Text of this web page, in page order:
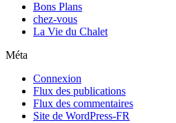
Bons Plans
chez-vous
La Vie du Chalet
Méta
Connexion
Flux des publications
Flux des commentaires
Site de WordPress-FR